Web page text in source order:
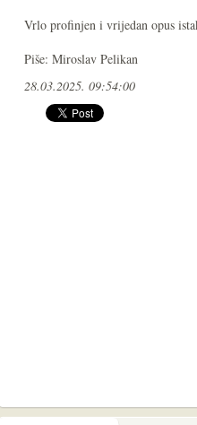
Vrlo profinjen i vrijedan opus
Piše: Miroslav Pelikan
28.03.2025. 09:54:00